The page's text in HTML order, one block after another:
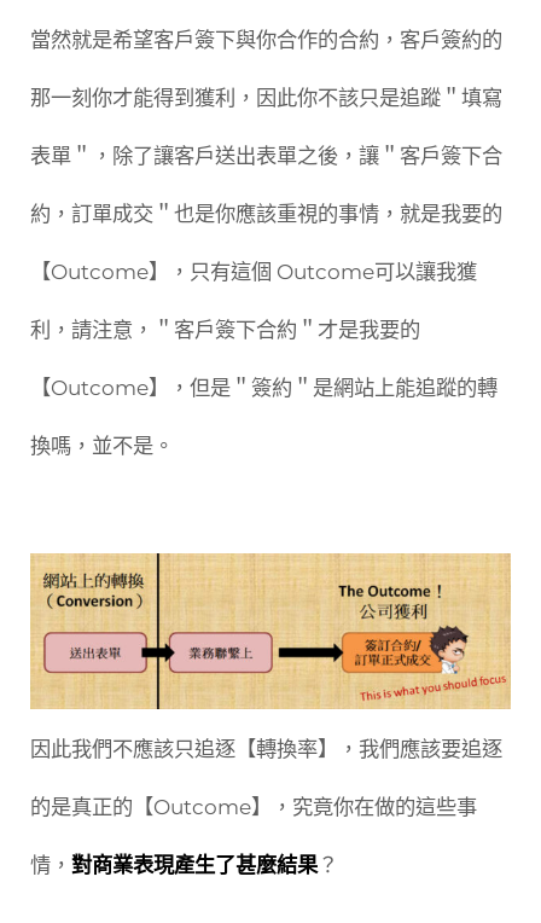
當然就是希望客戶簽下與你合作的合約，客戶簽約的
那一刻你才能得到獲利，因此你不該只是追蹤＂填寫
表單＂，除了讓客戶送出表單之後，讓＂客戶簽下合
約，訂單成交＂也是你應該重視的事情，就是我要的
【Outcome】，只有這個 Outcome可以讓我獲
利，請注意，＂客戶簽下合約＂才是我要的
【Outcome】，但是＂簽約＂是網站上能追蹤的轉
換嗎，並不是。
因此我們不應該只追逐【轉換率】，我們應該要追逐
的是真正的【Outcome】，究竟你在做的這些事
情， 對商業表現產生了甚麼結果？